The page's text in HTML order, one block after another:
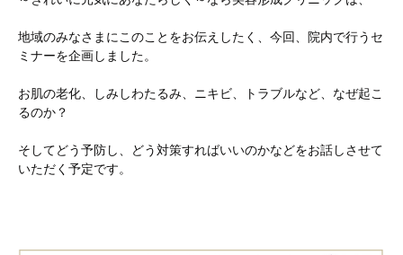
地域のみなさまにこのことをお伝えしたく、今回、院内で行うセ
ミナーを企画しました。
お肌の老化、しみしわたるみ、ニキビ、トラブルなど、なぜ起こ
るのか？
そしてどう予防し、どう対策すればいいのかなどをお話しさせて
いただく予定です。